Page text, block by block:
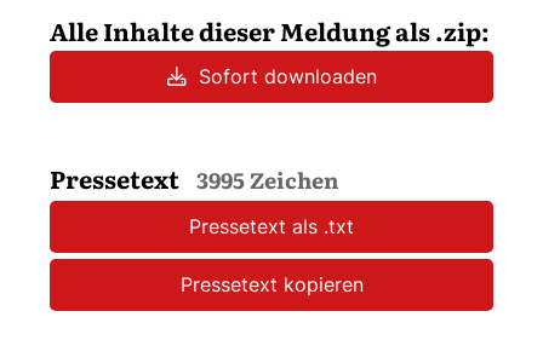
Alle Inhalte dieser Meldung als .zip:
Sofort downloaden
Pressetext 3995 Zeichen
Pressetext als .txt
Pressetext kopieren